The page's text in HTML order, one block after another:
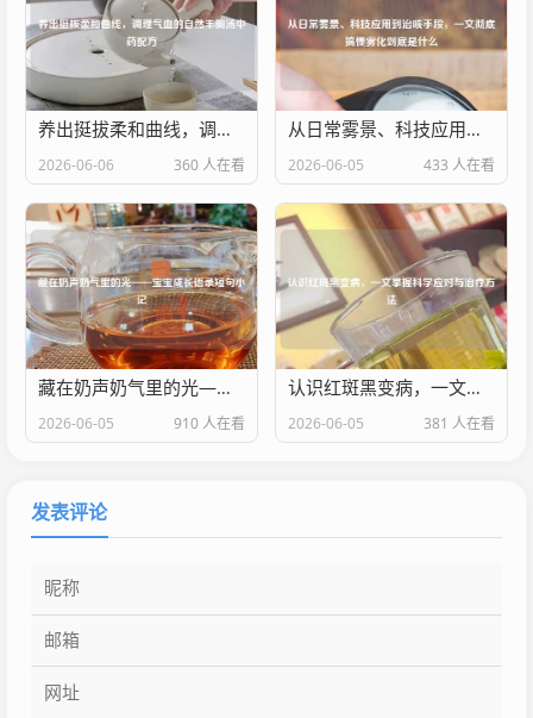
养出挺拔柔和曲线，调理气血的自然丰胸汤中药配方
2026-06-06 360 人在看
从日常雾景、科技应用到治咳手段，一文彻底搞懂雾化到底是什么
2026-06-05 433 人在看
藏在奶声奶气里的光——宝宝成长语录短句小记
2026-06-05 910 人在看
认识红斑黑变病，一文掌握科学应对与治疗
2026-06-05 381 人在看
发表评论